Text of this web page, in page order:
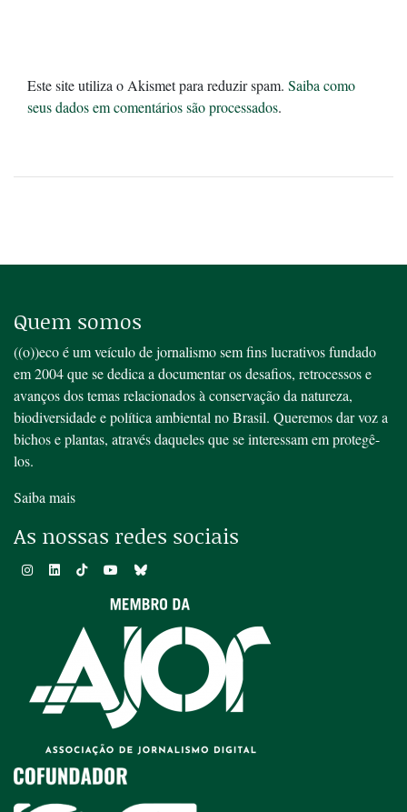
Este site utiliza o Akismet para reduzir spam. Saiba como
seus dados em comentários são processados.
Quem somos
((o))eco é um veículo de jornalismo sem fins lucrativos fundado
em 2004 que se dedica a documentar os desafios, retrocessos e
avanços dos temas relacionados à conservação da natureza,
biodiversidade e política ambiental no Brasil. Queremos dar voz a
bichos e plantas, através daqueles que se interessam em protegê-
los.
Saiba mais
As nossas redes sociais